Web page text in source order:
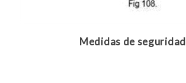
Medidas de seguridad